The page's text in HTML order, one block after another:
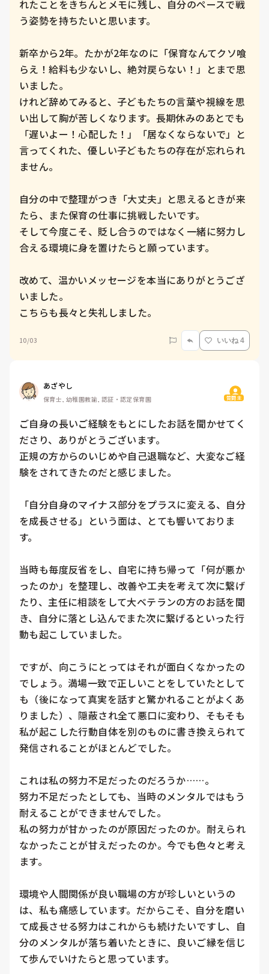
れたことをきちんとメモに残し、自分のペースで戦
う姿勢を持ちたいと思います。
新卒から2年。たかが2年なのに「保育なんてクソ喰
らえ！給料も少ないし、絶対戻らない！」とまで思
いました。
けれど辞めてみると、子どもたちの言葉や視線を思
い出して胸が苦しくなります。長期休みのあとでも
「遅いよー！心配した！」「居なくならないで」と
言ってくれた、優しい子どもたちの存在が忘れられ
ません。
自分の中で整理がつき「大丈夫」と思えるときが来
たら、また保育の仕事に挑戦したいです。
そして今度こそ、貶し合うのではなく一緒に努力し
合える環境に身を置けたらと願っています。
改めて、温かいメッセージを本当にありがとうござ
いました。
こちらも長々と失礼しました。
10/03 いいね 4
あざやし
保育士, 幼稚園教諭, 認証・認定保育園 質問主
ご自身の長いご経験をもとにしたお話を聞かせてく
ださり、ありがとうございます。
正規の方からのいじめや自己退職など、大変なご経
験をされてきたのだと感じました。
「自分自身のマイナス部分をプラスに変える、自分
を成長させる」という面は、とても響いておりま
す。
当時も毎度反省をし、自宅に持ち帰って「何が悪か
ったのか」を整理し、改善や工夫を考えて次に繋げ
たり、主任に相談をして大ベテランの方のお話を聞
き、自分に落とし込んでまた次に繋げるといった行
動も起こしていました。
ですが、向こうにとってはそれが面白くなかったの
でしょう。満場一致で正しいことをしていたとして
も（後になって真実を話すと驚かれることがよくあ
りました）、隠蔽され全て悪口に変わり、そもそも
私が起こした行動自体を別のものに書き換えられて
発信されることがほとんどでした。
これは私の努力不足だったのだろうか……。
努力不足だったとしても、当時のメンタルではもう
耐えることができませんでした。
私の努力が甘かったのが原因だったのか。耐えられ
なかったことが甘えだったのか。今でも色々と考え
ます。
環境や人間関係が良い職場の方が珍しいというの
は、私も痛感しています。だからこそ、自分を磨い
て成長させる努力はこれからも続けたいですし、自
分のメンタルが落ち着いたときに、良いご縁を信じ
て歩んでいけたらと思っています。